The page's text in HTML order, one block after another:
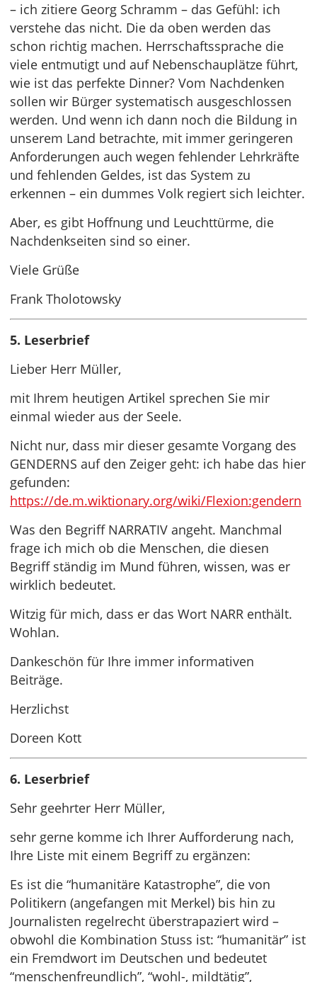
– ich zitiere Georg Schramm – das Gefühl: ich
verstehe das nicht. Die da oben werden das
schon richtig machen. Herrschaftssprache die
viele entmutigt und auf Nebenschauplätze führt,
wie ist das perfekte Dinner? Vom Nachdenken
sollen wir Bürger systematisch ausgeschlossen
werden. Und wenn ich dann noch die Bildung in
unserem Land betrachte, mit immer geringeren
Anforderungen auch wegen fehlender Lehrkräfte
und fehlenden Geldes, ist das System zu
erkennen – ein dummes Volk regiert sich leichter.
Aber, es gibt Hoffnung und Leuchttürme, die
Nachdenkseiten sind so einer.
Viele Grüße
Frank Tholotowsky
5. Leserbrief
Lieber Herr Müller,
mit Ihrem heutigen Artikel sprechen Sie mir
einmal wieder aus der Seele.
Nicht nur, dass mir dieser gesamte Vorgang des
GENDERNS auf den Zeiger geht: ich habe das hier
gefunden:
https://de.m.wiktionary.org/wiki/Flexion:gendern
Was den Begriff NARRATIV angeht. Manchmal
frage ich mich ob die Menschen, die diesen
Begriff ständig im Mund führen, wissen, was er
wirklich bedeutet.
Witzig für mich, dass er das Wort NARR enthält.
Wohlan.
Dankeschön für Ihre immer informativen
Beiträge.
Herzlichst
Doreen Kott
6. Leserbrief
Sehr geehrter Herr Müller,
sehr gerne komme ich Ihrer Aufforderung nach,
Ihre Liste mit einem Begriff zu ergänzen:
Es ist die “humanitäre Katastrophe”, die von
Politikern (angefangen mit Merkel) bis hin zu
Journalisten regelrecht überstrapaziert wird –
obwohl die Kombination Stuss ist: “humanitär” ist
ein Fremdwort im Deutschen und bedeutet
“menschenfreundlich”, “wohl-, mildtätig”,